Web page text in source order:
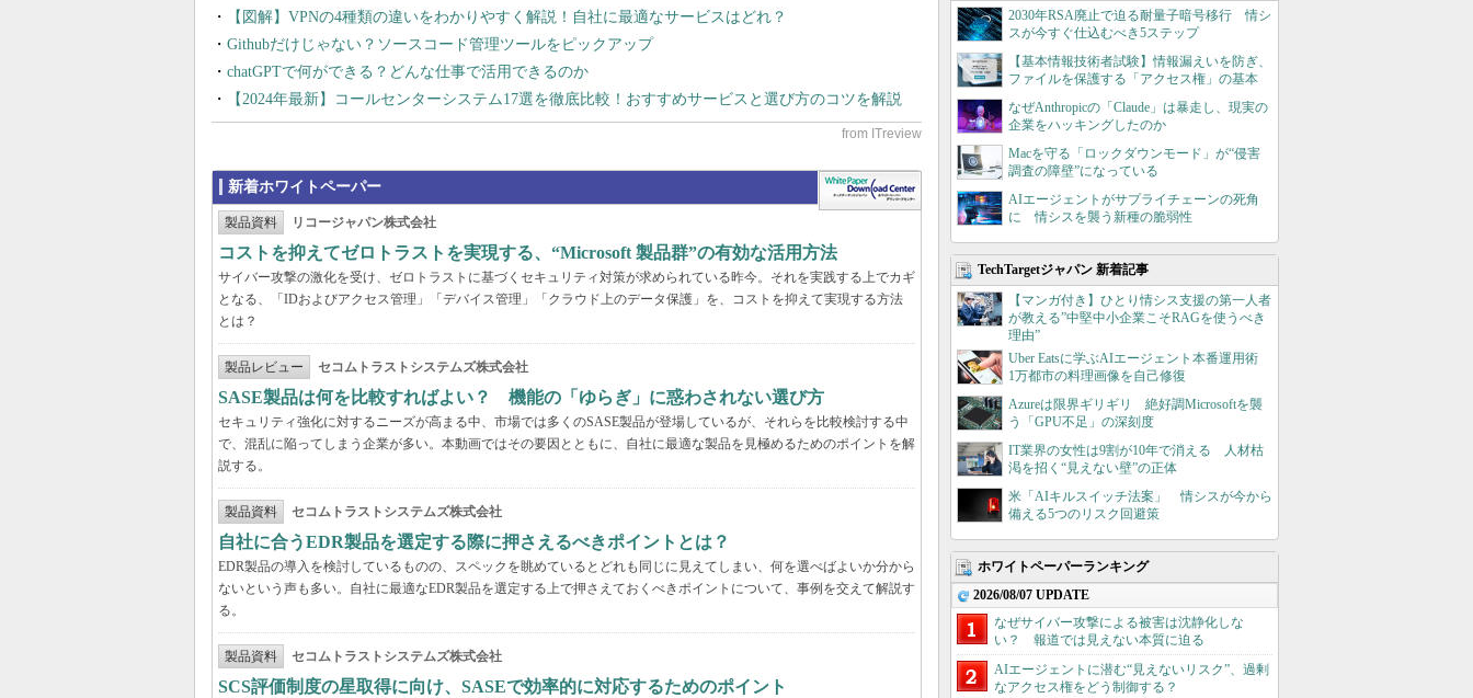
【図解】VPNの4種類の違いをわかりやすく解説！自社に最適なサービスはどれ？
Githubだけじゃない？ソースコード管理ツールをピックアップ
chatGPTで何ができる？どんな仕事で活用できるのか
【2024年最新】コールセンターシステム17選を徹底比較！おすすめサービスと選び方のコツを解説
新着ホワイトペーパー
製品資料 リコージャパン株式会社
コストを抑えてゼロトラストを実現する、“Microsoft 製品群”の有効な活用方法
サイバー攻撃の激化を受け、ゼロトラストに基づくセキュリティ対策が求められている昨今。それを実践する上でカギ
となる、「IDおよびアクセス管理」「デバイス管理」「クラウド上のデータ保護」を、コストを抑えて実現する方法
とは？
製品レビュー セコムトラストシステムズ株式会社
SASE製品は何を比較すればよい？ 機能の「ゆらぎ」に惑わされない選び方
セキュリティ強化に対するニーズが高まる中、市場では多くのSASE製品が登場しているが、それらを比較検討する中
で、混乱に陥ってしまう企業が多い。本動画ではその要因とともに、自社に最適な製品を見極めるためのポイントを解
説する。
製品資料 セコムトラストシステムズ株式会社
自社に合うEDR製品を選定する際に押さえるべきポイントとは？
EDR製品の導入を検討しているものの、スペックを眺めているとどれも同じに見えてしまい、何を選べばよいか分から
ないという声も多い。自社に最適なEDR製品を選定する上で押さえておくべきポイントについて、事例を交えて解説す
る。
製品資料 セコムトラストシステムズ株式会社
SCS評価制度の星取得に向け、SASEで効率的に対応するためのポイント
2030年RSA廃止で迫る耐量子暗号移行 情シ
スが今すぐ仕込むべき5ステップ
【基本情報技術者試験】情報漏えいを防ぎ、
ファイルを保護する「アクセス権」の基本
なぜAnthropicの「Claude」は暴走し、現実の
企業をハッキングしたのか
Macを守る「ロックダウンモード」が“侵害
調査の障壁”になっている
AIエージェントがサプライチェーンの死角
に 情シスを襲う新種の脆弱性
TechTargetジャパン 新着記事
【マンガ付き】ひとり情シス支援の第一人者
が教える”中堅中小企業こそRAGを使うべき
理由”
Uber Eatsに学ぶAIエージェント本番運用術
1万都市の料理画像を自己修復
Azureは限界ギリギリ 絶好調Microsoftを襲
う「GPU不足」の深刻度
IT業界の女性は9割が10年で消える 人材枯
渇を招く“見えない壁”の正体
米「AIキルスイッチ法案」 情シスが今から
備える5つのリスク回避策
ホワイトペーパーランキング
2026/08/07 UPDATE
なぜサイバー攻撃による被害は沈静化しな
い？ 報道では見えない本質に迫る
AIエージェントに潜む“見えないリスク”、過剰
なアクセス権をどう制御する？